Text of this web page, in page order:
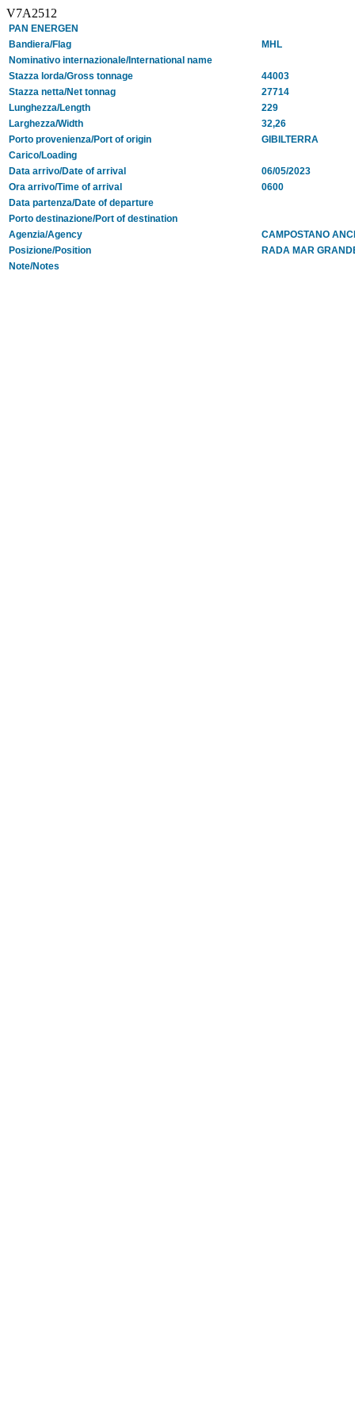
V7A2512
PAN ENERGEN
Bandiera/Flag
MHL
Nominativo internazionale/International name
Stazza lorda/Gross tonnage
44003
Stazza netta/Net tonnag
27714
Lunghezza/Length
229
Larghezza/Width
32,26
Porto provenienza/Port of origin
GIBILTERRA
Carico/Loading
Data arrivo/Date of arrival
06/05/2023
Ora arrivo/Time of arrival
0600
Data partenza/Date of departure
Porto destinazione/Port of destination
Agenzia/Agency
CAMPOSTANO
Posizione/Position
RADA MAR
Note/Notes